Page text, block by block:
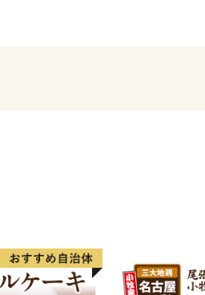
市は福井県の北部に位置し、県内
がる”コシヒカリのふるさと”で